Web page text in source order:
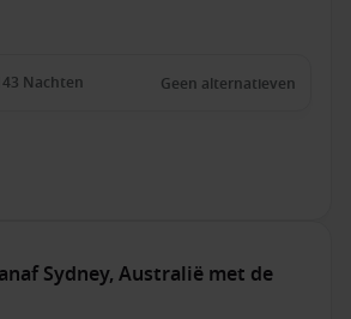
Nachten Geen alternatieven
Sydney, Australië met de